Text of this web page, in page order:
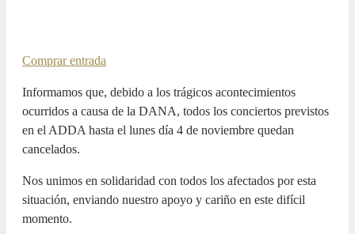
Comprar entrada
Informamos que, debido a los trágicos acontecimientos
ocurridos a causa de la DANA, todos los conciertos previstos
en el ADDA hasta el lunes día 4 de noviembre quedan
cancelados.
Nos unimos en solidaridad con todos los afectados por esta
situación, enviando nuestro apoyo y cariño en este difícil
momento.